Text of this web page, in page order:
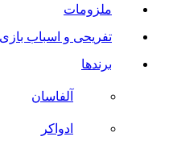
ملزومات
تفریحی و اسباب بازی
برندها
آلفاسان
ادواکر